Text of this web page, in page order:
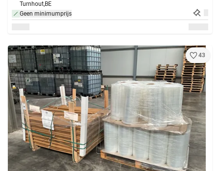
Turnhout,BE
Geen minimumprijs
43